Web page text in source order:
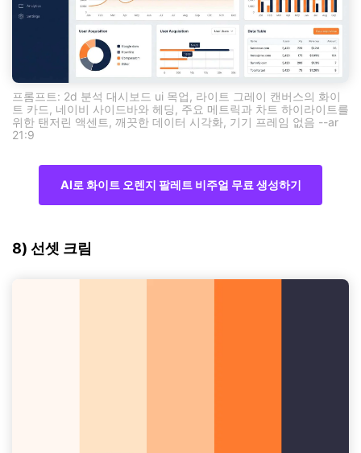
프롬프트: 2d 분석 대시보드 ui 목업, 라이트 그레이 캔버스의 화이
트 카드, 네이비 사이드바와 헤딩, 주요 메트릭과 차트 하이라이트를
위한 탠저린 액센트, 깨끗한 데이터 시각화, 기기 프레임 없음 --ar
21:9
AI로 화이트 오렌지 팔레트 비주얼 무료 생성하기
8) 선셋 크림